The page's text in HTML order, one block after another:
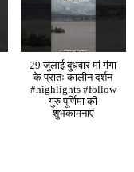
29 जुलाई बुधवार मां गंगा
के प्रातः कालीन दर्शन
#highlights #follow
गुरु पूर्णिमा की
शुभकामनाएं